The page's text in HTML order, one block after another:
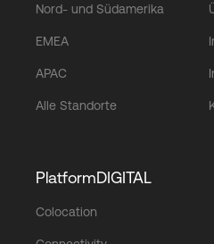
Nord- und Südamerika
EMEA
APAC
Alle Standorte
PlatformDIGITAL
Colocation